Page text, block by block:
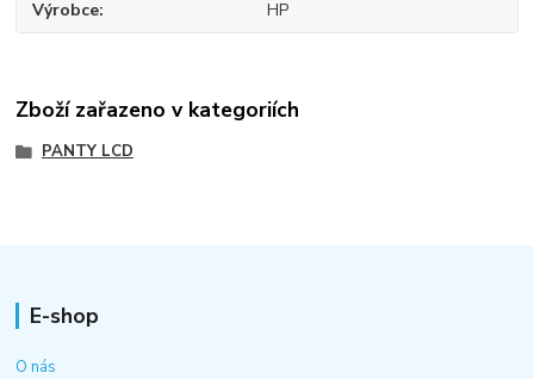
Výrobce HP
Zboží zařazeno v kategoriích
PANTY LCD
E-shop
O nás